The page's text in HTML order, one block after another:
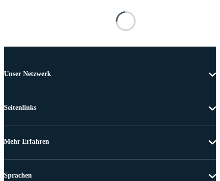
Unser Netzwerk
Seitenlinks
Mehr Erfahren
Sprachen